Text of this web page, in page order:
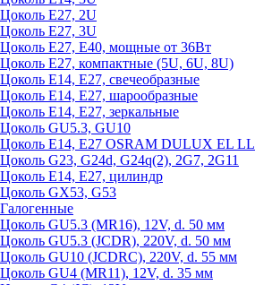
Цоколь Е27, 2U
Цоколь Е27, 3U
Цоколь Е27, Е40, мощные от 36Вт
Цоколь Е27, компактные (5U, 6U, 8U)
Цоколь Е14, Е27, свечеобразные
Цоколь Е14, Е27, шарообразные
Цоколь Е14, Е27, зеркальные
Цоколь GU5.3, GU10
Цоколь Е14, Е27 OSRAM DULUX EL LL
Цоколь G23, G24d, G24q(2), 2G7, 2G11
Цоколь Е14, Е27, цилиндр
Цоколь GX53, G53
Галогенные
Цоколь GU5.3 (MR16), 12V, d. 50 мм
Цоколь GU5.3 (JCDR), 220V, d. 50 мм
Цоколь GU10 (JCDRC), 220V, d. 55 мм
Цоколь GU4 (MR11), 12V, d. 35 мм